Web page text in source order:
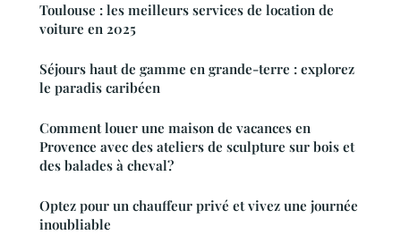
Toulouse : les meilleurs services de location de
voiture en 2025
Séjours haut de gamme en grande-terre : explorez
le paradis caribéen
Comment louer une maison de vacances en
Provence avec des ateliers de sculpture sur bois et
des balades à cheval?
Optez pour un chauffeur privé et vivez une journée
inoubliable